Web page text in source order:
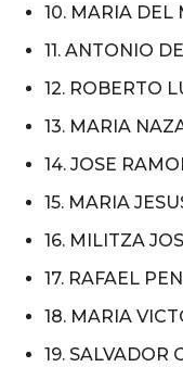
10. MARIA DEL
11. ANTONIO
12. ROBERTO
13. MARIA
14. JOSE
15. MARIA
16. MILITZA
17. RAFAEL
18. MARIA
19. SALVADOR